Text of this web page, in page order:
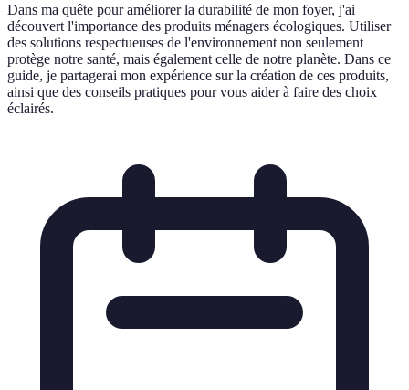
Dans ma quête pour améliorer la durabilité de mon foyer, j'ai
découvert l'importance des produits ménagers écologiques. Utiliser
des solutions respectueuses de l'environnement non seulement
protège notre santé, mais également celle de notre planète. Dans ce
guide, je partagerai mon expérience sur la création de ces produits,
ainsi que des conseils pratiques pour vous aider à faire des choix
éclairés.